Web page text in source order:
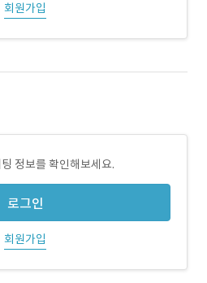
회원가입
정보를 확인해보세요.
로그인
회원가입